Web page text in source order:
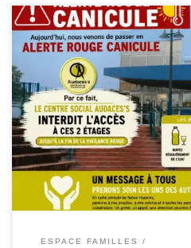
En raison du placement du
rouge canicule et
des autorités publiques visant
l’ensemble des activités
compter du jeudi 25 juin. Par
interdit à toutes les pratiques
équipements suivants […]
ESPACE FAMILLES